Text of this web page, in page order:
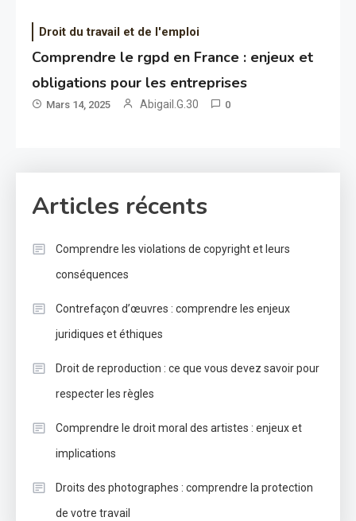
Droit du travail et de l'emploi
Comprendre le rgpd en France : enjeux et
obligations pour les entreprises
Mars 14, 2025 Abigail.G.30 0
Articles récents
Comprendre les violations de copyright et leurs
conséquences
Contrefaçon d’œuvres : comprendre les enjeux
juridiques et éthiques
Droit de reproduction : ce que vous devez savoir pour
respecter les règles
Comprendre le droit moral des artistes : enjeux et
implications
Droits des photographes : comprendre la protection
de votre travail